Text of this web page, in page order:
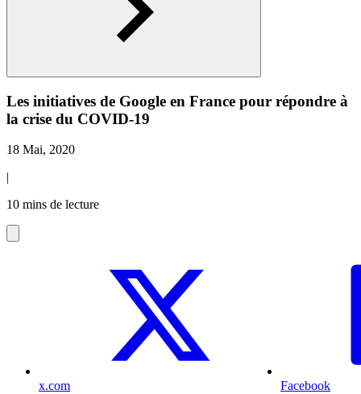
Les initiatives de Google en France pour répondre à
la crise du COVID-19
18 Mai, 2020
|
10 mins de lecture
x.com Facebook